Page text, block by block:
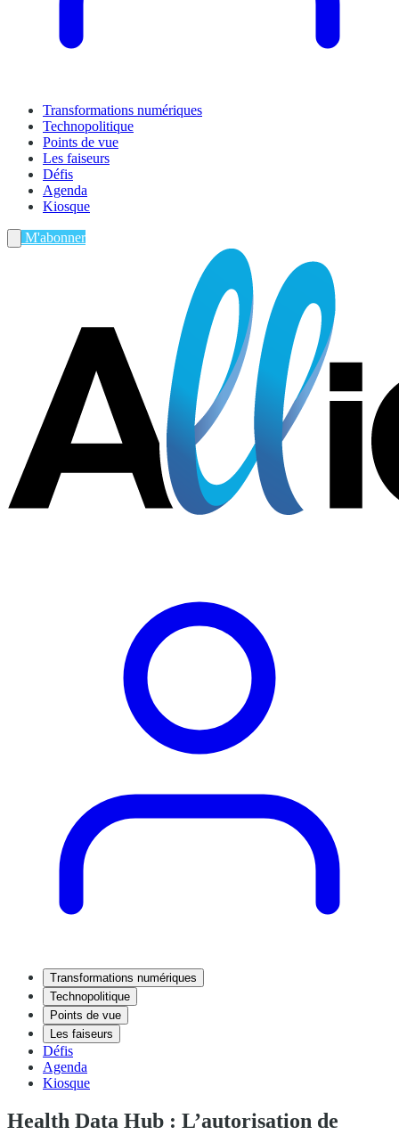
Transformations numériques
Technopolitique
Points de vue
Les faiseurs
Défis
Agenda
Kiosque
M'abonner
Transformations numériques
Technopolitique
Points de vue
Les faiseurs
Défis
Agenda
Kiosque
Health Data Hub : L’autorisation de